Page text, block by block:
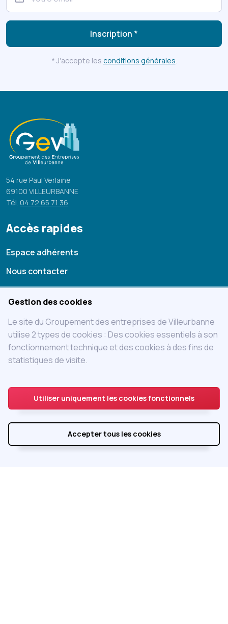
Inscription *
* J'accepte les conditions générales.
54 rue Paul Verlaine
69100 VILLEURBANNE
Tél. 04 72 65 71 36
Accès rapides
Espace adhérents
Nous contacter
Mentions légales
Charte
Adhérer au GEVIL
Accès adhérent
Réalisé parIntegral Service
Gestion des cookies
Le site du Groupement des entreprises de Villeurbanne
utilise 2 types de cookies : Des cookies essentiels à son
fonctionnement technique et des cookies à des fins de
statistiques de visite.
Utiliser uniquement les cookies fonctionnels
Accepter tous les cookies